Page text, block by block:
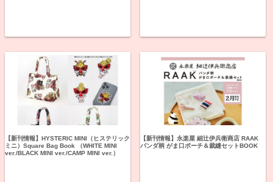
【新刊情報】HYSTERIC MINI（ヒステリック
ミニ）Square Bag Book （WHITE MINI
ver./BLACK MINI ver./CAMP MINI ver.）
【新刊情報】永楽屋 細辻伊兵衛商店 RAAK
パンダ柄 がま口ポーチ＆裁縫セットBOOK